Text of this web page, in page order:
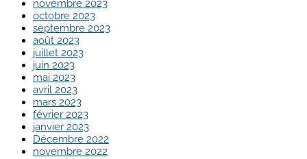
novembre 2023
octobre 2023
septembre 2023
août 2023
juillet 2023
juin 2023
mai 2023
avril 2023
mars 2023
février 2023
janvier 2023
Décembre 2022
novembre 2022